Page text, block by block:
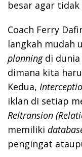
besar agar
Coach Ferry
langkah mudah
planningdi dunia
dimana kita
Kedua,
iklan di setiap
Reltransion
memiliki
pengingat